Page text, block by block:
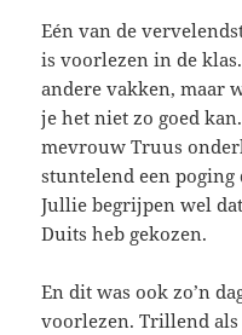
Eén van de
is voorlezen in de
andere vakken, maar
je het niet zo goed
mevrouw Truus
stuntelend een poging
Jullie begrijpen wel
Duits heb gekozen.
En dit was ook zo’n
voorlezen. Trillend